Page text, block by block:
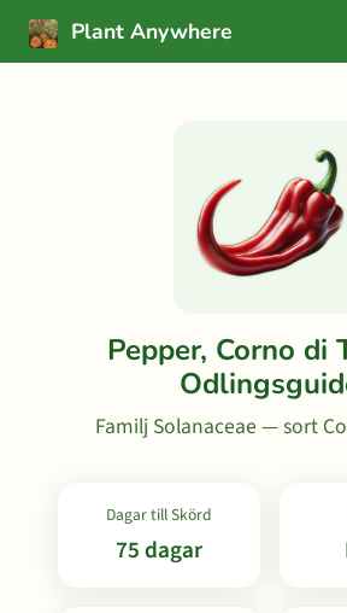
Plant Anywhere
Pepper, Corno di
Familj Solanaceae — sort
Dagar till Skörd
75 dagar